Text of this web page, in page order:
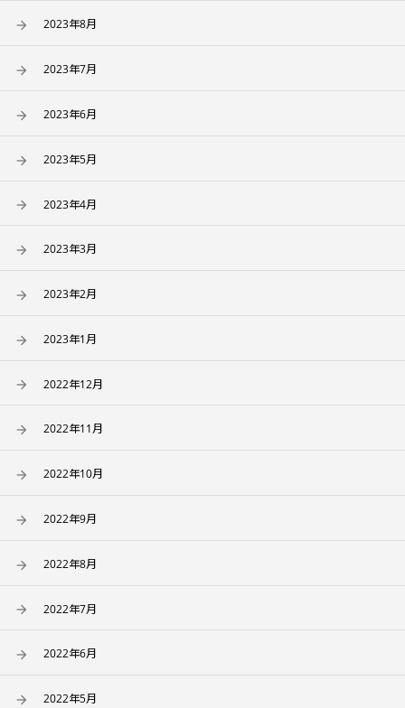
2023年8月
2023年7月
2023年6月
2023年5月
2023年4月
2023年3月
2023年2月
2023年1月
2022年12月
2022年11月
2022年10月
2022年9月
2022年8月
2022年7月
2022年6月
2022年5月